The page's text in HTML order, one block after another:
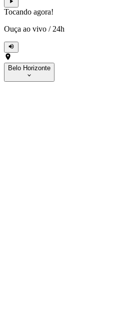
Tocando agora!
Ouça ao vivo / 24h
Belo Horizonte